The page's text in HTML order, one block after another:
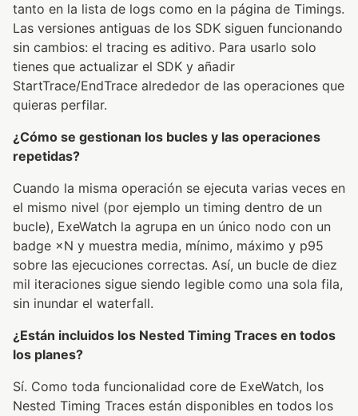
tanto en la lista de logs como en la página de Timings.
Las versiones antiguas de los SDK siguen funcionando
sin cambios: el tracing es aditivo. Para usarlo solo
tienes que actualizar el SDK y añadir
StartTrace/EndTrace alrededor de las operaciones que
quieras perfilar.
¿Cómo se gestionan los bucles y las operaciones
repetidas?
Cuando la misma operación se ejecuta varias veces en
el mismo nivel (por ejemplo un timing dentro de un
bucle), ExeWatch la agrupa en un único nodo con un
badge ×N y muestra media, mínimo, máximo y p95
sobre las ejecuciones correctas. Así, un bucle de diez
mil iteraciones sigue siendo legible como una sola fila,
sin inundar el waterfall.
¿Están incluidos los Nested Timing Traces en todos
los planes?
Sí. Como toda funcionalidad core de ExeWatch, los
Nested Timing Traces están disponibles en todos los